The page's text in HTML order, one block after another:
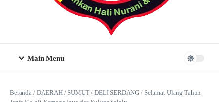
Main Menu
Beranda / DAERAH / SUMUT / DELI SERDANG / Selamat Ulang Tahun